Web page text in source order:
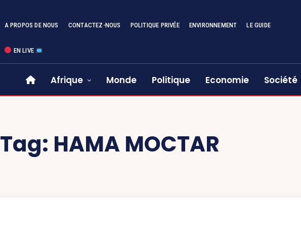
A PROPOS DE NOUS CONTACTEZ-NOUS POLITIQUE PRIVÉE ENVIRONNEMENT LE GUIDE
EN LIVE
Afrique Monde Politique Economie Société
Tag: HAMA MOCTAR